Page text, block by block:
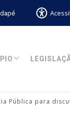
Pública para